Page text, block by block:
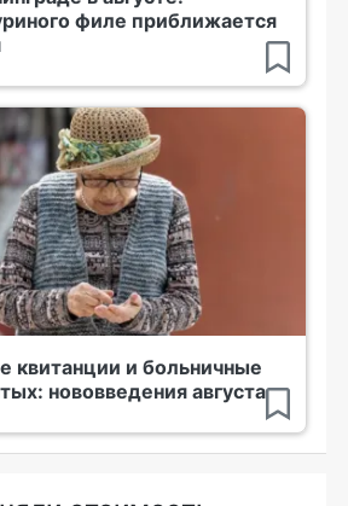
филе приближается
квитанции и больничные
нововведения августа